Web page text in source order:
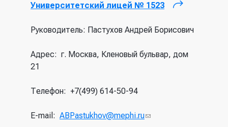
Университетский лицей № 1523
(внешняя
Руководитель: Пастухов Андрей Борисович
Адрес: г. Москва, Кленовый бульвар, дом
21
Телефон: +7(499) 614-50-94
E-mail: ABPastukhov@mephi.ru(ссылка для